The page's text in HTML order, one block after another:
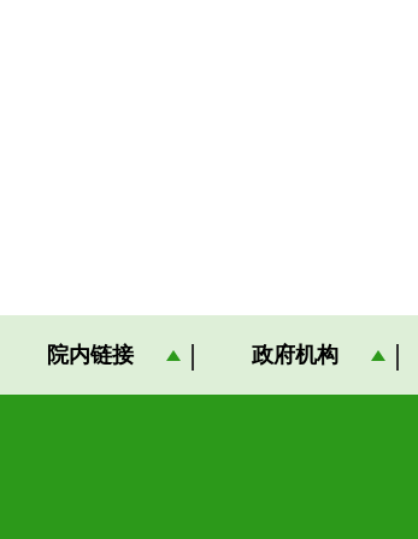
院内链接 政府机构